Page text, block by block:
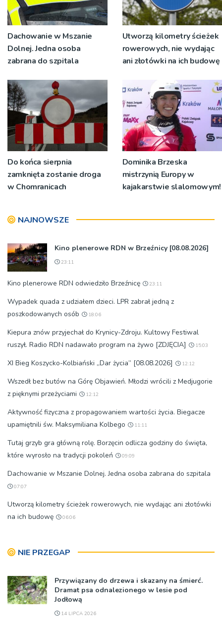
Dachowanie w Mszanie
Dolnej. Jedna osoba
zabrana do szpitala
Utworzą kilometry ścieżek
rowerowych, nie wydając
ani złotówki na ich budowę
Do końca sierpnia
zamknięta zostanie droga
w Chomranicach
Dominika Brzeska
mistrzynią Europy w
kajakarstwie slalomowym!
NAJNOWSZE
Kino plenerowe RDN w Brzeźnicy [08.08.2026]
23:11
Kino plenerowe RDN odwiedziło Brzeźnicę 23:11
Wypadek quada z udziałem dzieci. LPR zabrał jedną z
poszkodowanych osób
18:06
Kiepura znów przyjechał do Krynicy-Zdroju. Kultowy Festiwal
ruszył. Radio RDN nadawało program na żywo [ZDJĘCIA]
15:03
XI Bieg Koszycko-Kolbiański „Dar życia” [08.08.2026] 12:12
Wszedł bez butów na Górę Objawień. Młodzi wrócili z Medjugorie
z pięknymi przeżyciami
12:12
Aktywność fizyczna z propagowaniem wartości życia. Biegacze
upamiętnili św. Maksymiliana Kolbego
11:11
Tutaj grzyb gra główną rolę. Borzęcin odlicza godziny do święta,
które wyrosło na tradycji pokoleń
09:09
Dachowanie w Mszanie Dolnej. Jedna osoba zabrana do szpitala
07:07
Utworzą kilometry ścieżek rowerowych, nie wydając ani złotówki
na ich budowę
06:06
NIE PRZEGAP
Przywiązany do drzewa i skazany na śmierć.
Dramat psa odnalezionego w lesie pod
Jodłową
14 LIPCA 2026